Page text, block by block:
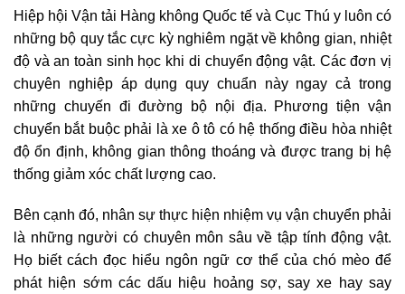
Hiệp hội Vận tải Hàng không Quốc tế và Cục Thú y luôn có
những bộ quy tắc cực kỳ nghiêm ngặt về không gian, nhiệt
độ và an toàn sinh học khi di chuyển động vật. Các đơn vị
chuyên nghiệp áp dụng quy chuẩn này ngay cả trong
những chuyến đi đường bộ nội địa. Phương tiện vận
chuyển bắt buộc phải là xe ô tô có hệ thống điều hòa nhiệt
độ ổn định, không gian thông thoáng và được trang bị hệ
thống giảm xóc chất lượng cao.
Bên cạnh đó, nhân sự thực hiện nhiệm vụ vận chuyển phải
là những người có chuyên môn sâu về tập tính động vật.
Họ biết cách đọc hiểu ngôn ngữ cơ thể của chó mèo để
phát hiện sớm các dấu hiệu hoảng sợ, say xe hay say